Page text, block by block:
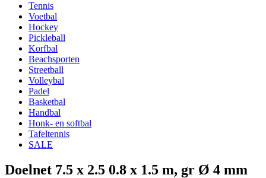
Tennis
Voetbal
Hockey
Pickleball
Korfbal
Beachsporten
Streetball
Volleybal
Padel
Basketbal
Handbal
Honk- en softbal
Tafeltennis
SALE
Doelnet 7.5 x 2.5 0.8 x 1.5 m, gr Ø 4 mm